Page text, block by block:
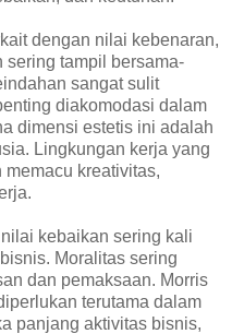
dengan nilai kebenaran,
sering tampil bersama-
sangat sulit
diakomodasi dalam
dimensi estetis ini adalah
Lingkungan kerja yang
kreativitas,
kebaikan sering kali
Moralitas sering
dan pemaksaan. Morris
terutama dalam
panjang aktivitas bisnis,